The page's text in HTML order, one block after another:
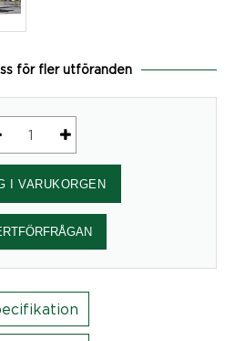
för fler utföranden
I VARUKORGEN